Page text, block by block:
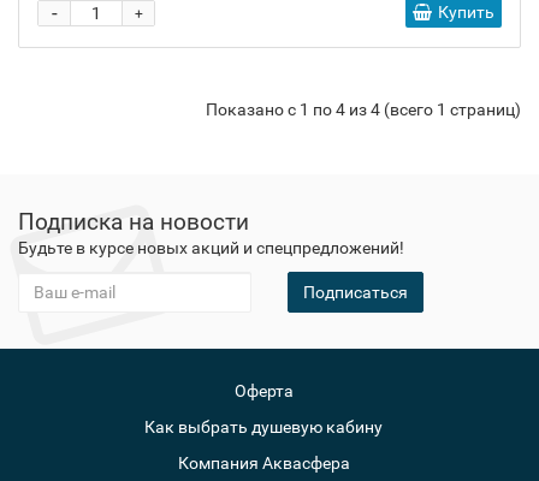
+
- Купить
Показано с 1 по 4 из 4 (всего 1 страниц)
Подписка на новости
Будьте в курсе новых акций и спецпредложений!
Подписаться
Оферта
Как выбрать душевую кабину
Компания Аквасфера